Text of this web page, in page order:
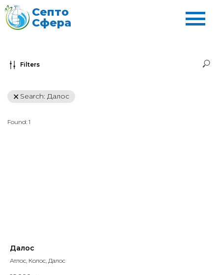
Септо
Сфера
Filters
Search: Далос
Found: 1
Далос
Атлос, Колос, Далос